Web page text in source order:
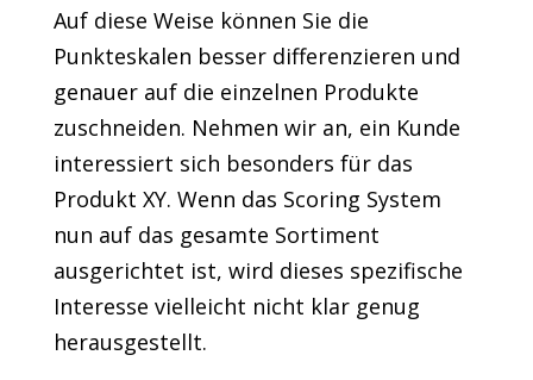
Auf diese Weise können Sie die
Punkteskalen besser differenzieren und
genauer auf die einzelnen Produkte
zuschneiden. Nehmen wir an, ein Kunde
interessiert sich besonders für das
Produkt XY. Wenn das Scoring System
nun auf das gesamte Sortiment
ausgerichtet ist, wird dieses spezifische
Interesse vielleicht nicht klar genug
herausgestellt.